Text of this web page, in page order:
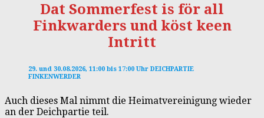
Dat Sommerfest is för all
Finkwarders und köst keen
Intritt
29. und 30.08.2026, 11:00 bis 17:00 Uhr DEICHPARTIE
FINKENWERDER
Auch dieses Mal nimmt die Heimatvereinigung wieder
an der Deichpartie teil.